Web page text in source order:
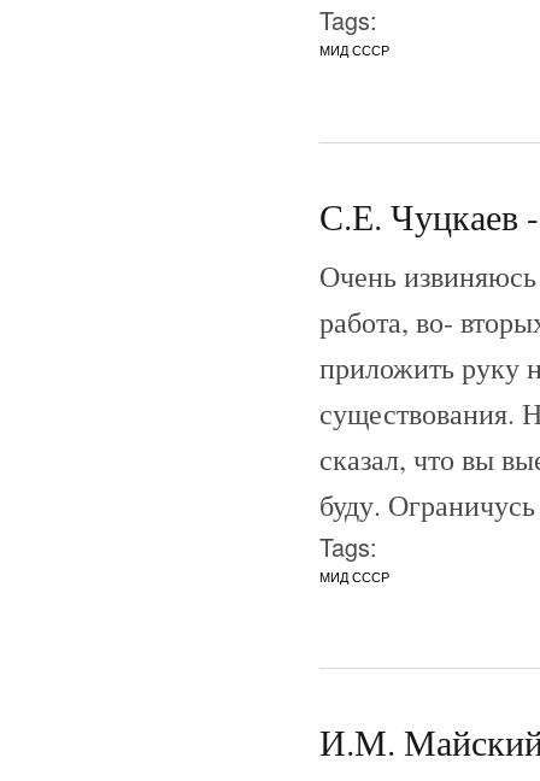
Tags:
МИД СССР
С.Е. Чуцкаев
Очень
работа, во-
приложить руку
существования.
сказал, что вы
буду.
Tags:
МИД СССР
И.М. Майский